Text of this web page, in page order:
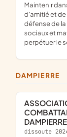
maintenir dans l'interêt superieur du pays les liens
d'amitié et
défense de
sociaux et
perpétuer le
DAMPIERRE
ASSOCIATION LOCALE DES ANCIENS
DAMPIERRE
dissoute